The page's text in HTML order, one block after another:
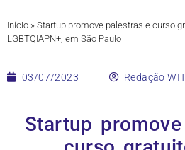
Início » Startup promove palestras e curso
LGBTQIAPN+, em São Paulo
03/07/2023 Redação
Startup